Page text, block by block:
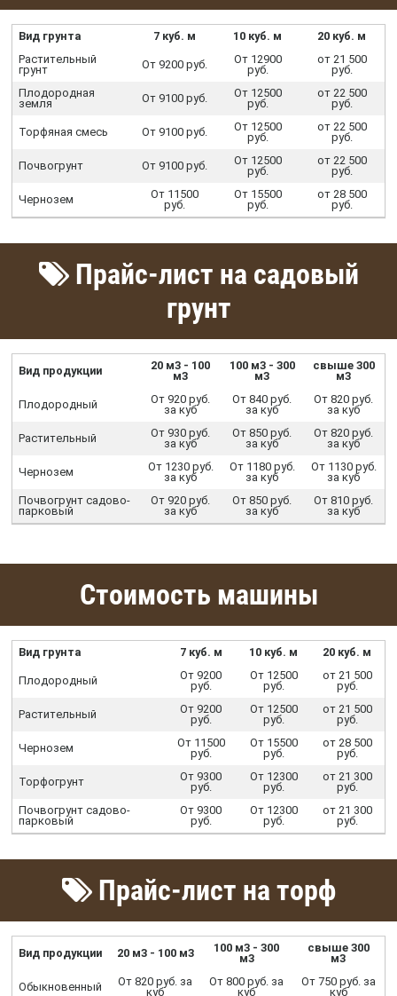
Вид грунта 7 куб. м 10 куб. м
20 куб. м
Растительный
грунт
От 9200 руб.
От 12900
руб.
от 21 500
руб.
Плодородная
земля
От 9100 руб.
От 12500
руб.
от 22 500
руб.
Торфяная смесь От 9100 руб.
От 12500
руб.
от 22 500
руб.
Почвогрунт От 9100 руб.
От 12500
руб.
от 22 500
руб.
Чернозем
От 11500
руб.
От 15500
руб.
от 28 500
руб.
Прайс-лист на садовый
грунт
Вид продукции
20 м3 - 100
м3
100 м3 - 300
м3
свыше 300
м3
Плодородный
От 920 руб.
за куб
От 840 руб.
за куб
От 820 руб.
за куб
Растительный
От 930 руб.
за куб
От 850 руб.
за куб
От 820 руб.
за куб
Чернозем
От 1230 руб.
за куб
От 1180 руб.
за куб
От 1130 руб.
за куб
Почвогрунт садово-
парковый
От 920 руб.
за куб
От 850 руб.
за куб
От 810 руб.
за куб
Стоимость машины
Вид грунта 7 куб. м 10 куб. м 20 куб. м
Плодородный
От 9200
руб.
От 12500
руб.
от 21 500
руб.
Растительный
От 9200
руб.
От 12500
руб.
от 21 500
руб.
Чернозем
От 11500
руб.
От 15500
руб.
от 28 500
руб.
Торфогрунт
От 9300
руб.
От 12300
руб.
от 21 300
руб.
Почвогрунт садово-
парковый
От 9300
руб.
От 12300
руб.
от 21 300
руб.
Прайс-лист на торф
Вид продукции 20 м3 - 100 м3
100 м3 - 300
м3
свыше 300
м3
Обыкновенный
От 820 руб. за
куб
От 800 руб. за
куб
От 750 руб. за
куб